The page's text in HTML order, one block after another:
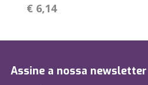
€ 6,14
Assine a nossa newsletter